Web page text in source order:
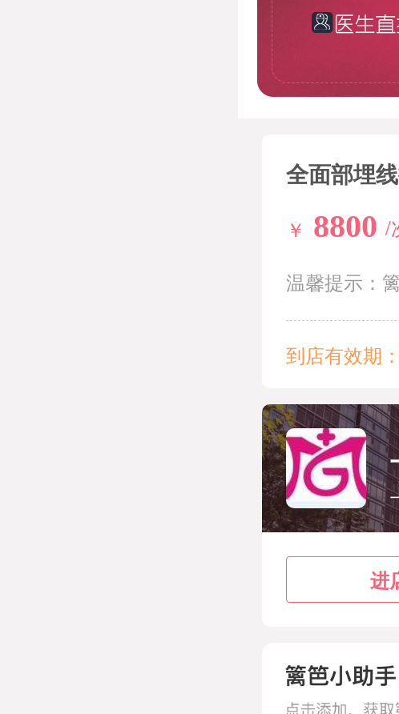
全面部埋
￥ 8800 /
温馨提示：
到店有效期
进